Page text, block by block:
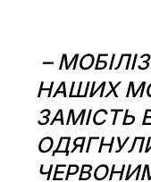
–
НАШИХ
ЗАМІСТЬ